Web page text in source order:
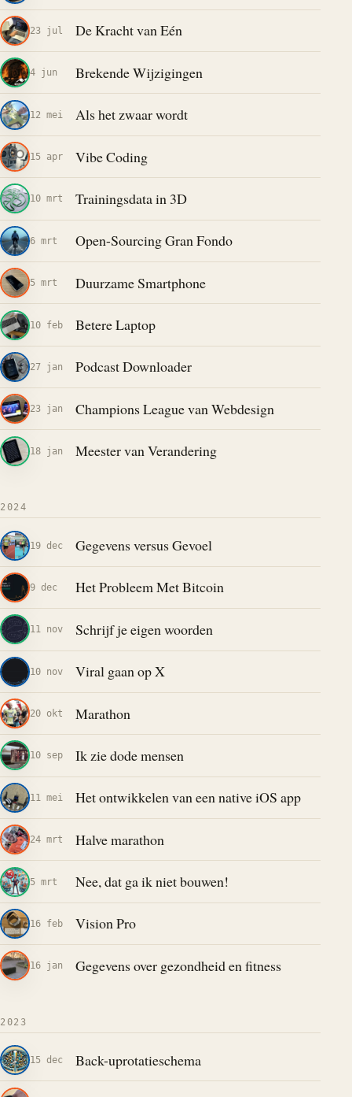
23 jul De Kracht van Eén
4 jun Brekende Wijzigingen
12 mei Als het zwaar wordt
15 apr Vibe Coding
10 mrt Trainingsdata in 3D
6 mrt Open-Sourcing Gran Fondo
5 mrt Duurzame Smartphone
10 feb Betere Laptop
27 jan Podcast Downloader
23 jan Champions League van Webdesign
18 jan Meester van Verandering
2024
19 dec Gegevens versus Gevoel
9 dec Het Probleem Met Bitcoin
11 nov Schrijf je eigen woorden
10 nov Viral gaan op X
20 okt Marathon
10 sep Ik zie dode mensen
11 mei Het ontwikkelen van een native iOS app
24 mrt Halve marathon
5 mrt Nee, dat ga ik niet bouwen!
16 feb Vision Pro
16 jan Gegevens over gezondheid en fitness
2023
15 dec Back-uprotatieschema